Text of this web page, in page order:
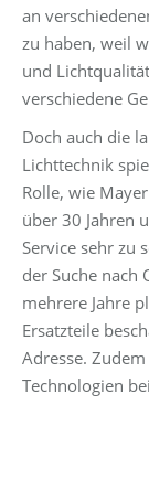
an
zu haben, weil
und
verschiedene
Doch auch die
Lichttechnik
Rolle, wie
über 30 Jahren
Service sehr zu
der Suche nach
mehrere Jahre
Ersatzteile
Adresse.
Technologien